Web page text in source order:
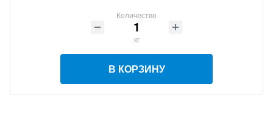
Количество
кг
В КОРЗИНУ